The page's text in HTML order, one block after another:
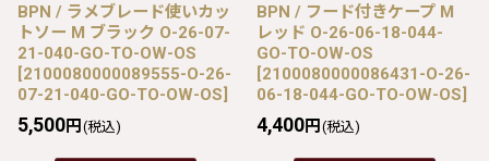
BPN / ラメブレード使いカッ
トソー M ブラック O-26-07-
21-040-GO-TO-OW-OS
[2100080000089555-O-26-
07-21-040-GO-TO-OW-OS]
5,500円 (税込)
BPN / フード付きケープ M
レッド O-26-06-18-044-
GO-TO-OW-OS
[2100080000086431-O-26-
06-18-044-GO-TO-OW-OS]
4,400円 (税込)